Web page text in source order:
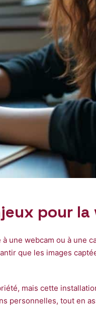
pour la
une webcam ou à une
que les images
mais cette
personnelles, tout en